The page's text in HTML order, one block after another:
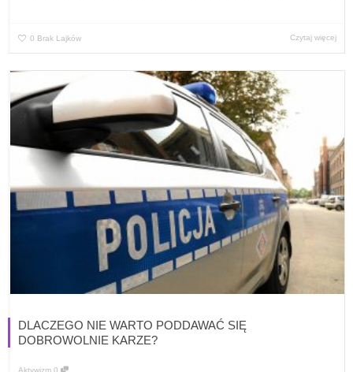
0 Brak Lajków Czytaj więcej
DLACZEGO NIE WARTO PODDAWAĆ SIĘ
DOBROWOLNIE KARZE?
Aktywizm 0